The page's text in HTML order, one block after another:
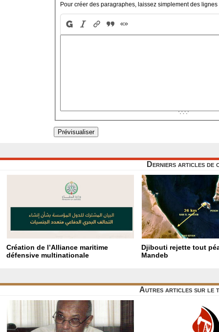
Pour créer des paragraphes, laissez simplement des lignes
Derniers articles de
Création de l’Alliance maritime
défensive multinationale
Djibouti rejette tout
Mandeb
Autres articles sur le